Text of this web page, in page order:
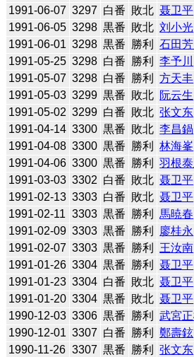
1991-06-07 3297 白番 敗北 聂卫平
1991-06-05 3298 黒番 敗北 刘小光
1991-06-01 3298 黒番 勝利 石田
1991-05-25 3298 白番 勝利 李予川
1991-05-07 3298 白番 勝利 方天丰
1991-05-03 3299 黒番 敗北 阮云生
1991-05-02 3299 白番 敗北 张文东
1991-04-14 3300 黒番 敗北 李昌鍋
1991-04-08 3300 黒番 勝利 林海峯
1991-04-06 3300 黒番 勝利 羽根
1991-03-03 3302 白番 敗北 聂卫平
1991-02-13 3303 白番 敗北 聂卫平
1991-02-11 3303 黒番 勝利 馬暁春
1991-02-09 3303 黒番 勝利 廖桂永
1991-02-07 3303 黒番 勝利 王汝南
1991-01-26 3304 黒番 勝利 聂卫平
1991-01-23 3304 白番 敗北 聂卫平
1991-01-20 3304 黒番 敗北 聂卫平
1990-12-03 3306 黒番 勝利 武宮
1990-12-01 3307 白番 勝利 鄭壽鉉
1990-11-26 3307 黒番 勝利 张文东